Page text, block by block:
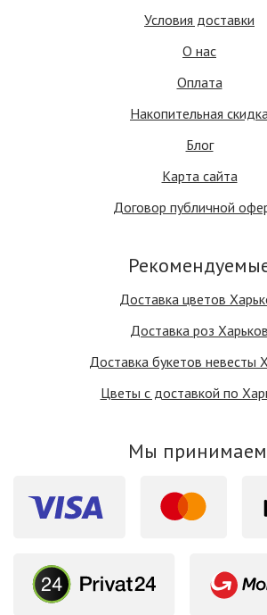
Условия доставки
О нас
Оплата
Накопительная
Блог
Карта сайта
Договор публичной
Доставка цветов
Доставка роз Харьков
Доставка букетов невесты
Цветы с доставкой по
Мы